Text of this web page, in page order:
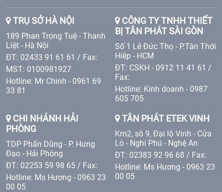
TRỤ SỞ HÀ NỘI
189 Phan Trọng Tuệ - Thanh
Liệt - Hà Nội
ĐT: 02433 91 61 61 / Fax:
MST: 0100981927
Hotline: Mr Chinh - 0961 69
33 81
CÔNG TY TNHH THIẾT
BỊ TÂN PHÁT SÀI GÒN
Số 1 Lê Đức Thọ - P.Tân Thới
Hiệp - HCM
ĐT: CSKH - 0912 11 41 61 /
Fax:
Hotline: Kinh doanh - 0987
605 705
CHI NHÁNH HẢI
PHÒNG
TDP Phấn Dũng - P. Hưng
Đạo - Hải Phòng
ĐT: 02253 59 98 65 / Fax:
Hotline: Ms Hương - 0963 23
00 05
TÂN PHÁT ETEK VINH
Km2, sô 9, Đại lộ Vinh - Cửa
Lò - Nghi Phú - Nghệ An
ĐT: 02383 92 96 68 / Fax:
Hotline: Ms Hương - 0963 23
00 05